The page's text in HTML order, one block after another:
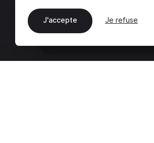
J'accepte Je refuse